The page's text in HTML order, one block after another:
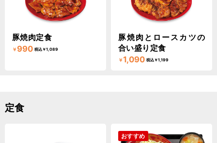
豚焼肉定食
￥ 990 税込￥1,089
豚焼肉とロースカツの
合い盛り定食
￥1,090 税込￥1,199
定食
おすすめ